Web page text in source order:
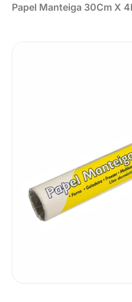
Papel Manteiga 30Cm X